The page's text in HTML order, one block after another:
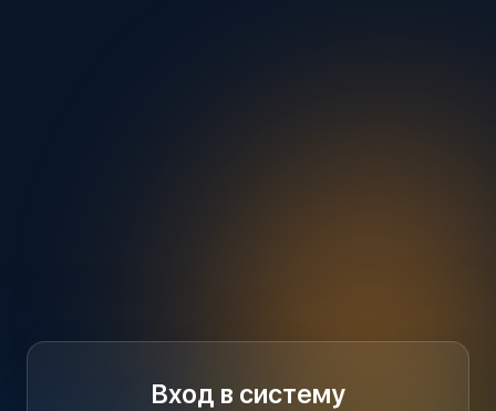
Вход в систему